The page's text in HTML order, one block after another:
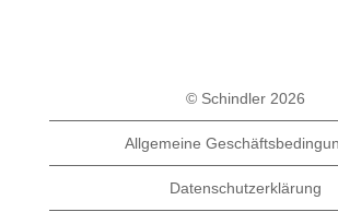
© Schindler 2026
Allgemeine
Datenschutzerklärung